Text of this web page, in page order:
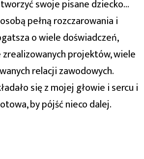
swoje pisane dziecko…
pełną rozczarowania i
o wiele doświadczeń,
projektów, wiele
relacji zawodowych.
się z mojej głowie i sercu i
by pójść nieco dalej.